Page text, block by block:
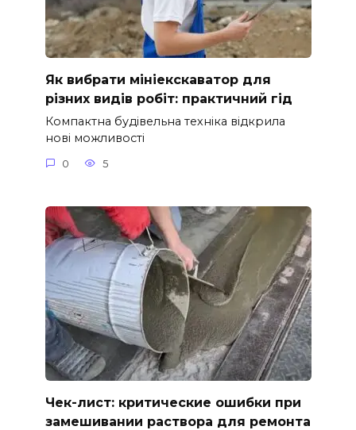
Як вибрати мініекскаватор для
різних видів робіт: практичний гід
Компактна будівельна техніка відкрила
нові можливості
0 5
Чек-лист: критические ошибки при
замешивании раствора для ремонта